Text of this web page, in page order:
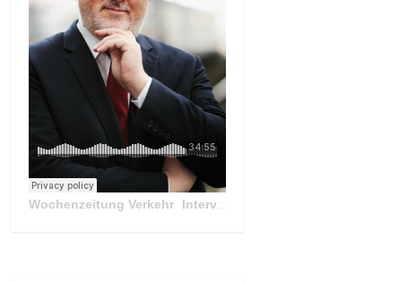
Wochenzeitung Verkehr· Interview Mit Andreas Matthä, CEO der ÖBB Holding